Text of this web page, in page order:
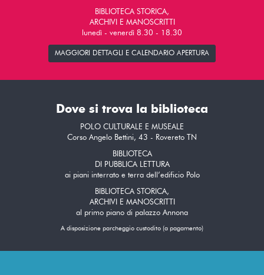
BIBLIOTECA STORICA,
ARCHIVI E MANOSCRITTI
lunedì - venerdì 8.30 - 18.30
MAGGIORI DETTAGLI E CALENDARIO APERTURA
Dove si trova la biblioteca
POLO CULTURALE E MUSEALE
Corso Angelo Bettini, 43 - Rovereto TN
BIBLIOTECA
DI PUBBLICA LETTURA
ai piani interrato e terra dell’edificio Polo
BIBLIOTECA STORICA,
ARCHIVI E MANOSCRITTI
al primo piano di palazzo Annona
A disposizione parcheggio custodito (a pagamento)